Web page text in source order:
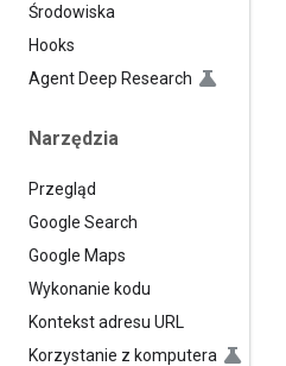
Środowiska
Hooks
Agent Deep Research
Narzędzia
Przegląd
Google Search
Google Maps
Wykonanie kodu
Kontekst adresu URL
Korzystanie z komputera